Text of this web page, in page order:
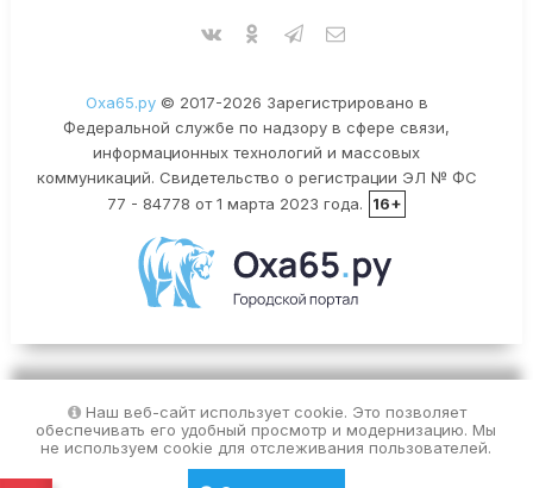
Оха65.ру© 2017-2026 Зарегистрировано в
Федеральной службе по надзору в сфере связи,
информационных технологий и массовых
коммуникаций. Свидетельство о регистрации ЭЛ № ФС
77 - 84778 от 1 марта 2023 года.
16+
Наш веб-сайт использует cookie. Это позволяет
обеспечивать его удобный просмотр и модернизацию. Мы
не используем cookie для отслеживания пользователей.